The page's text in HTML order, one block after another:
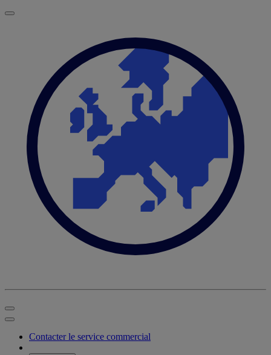
Contacter le service commercial